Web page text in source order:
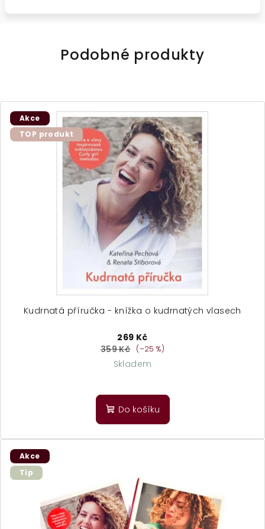
Podobné produkty
Akce
TOP produkt
Kudrnatá příručka - knížka o kudrnatých vlasech
269 Kč
359 Kč
(–25 %)
Skladem
hodnocení
produktu
z
Do košíku
Akce
Tip